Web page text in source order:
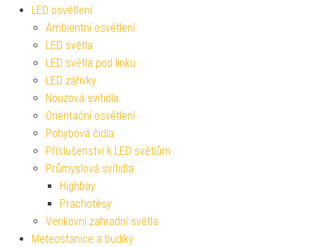
LED osvětlení
Ambientní osvětlení
LED světla
LED světla pod linku
LED zářivky
Nouzová svítidla
Orientační osvětlení
Pohybová čidla
Příslušenství k LED světlům
Průmyslová svítidla
Highbay
Prachotěsy
Venkovní zahradní světla
Meteostanice a budíky